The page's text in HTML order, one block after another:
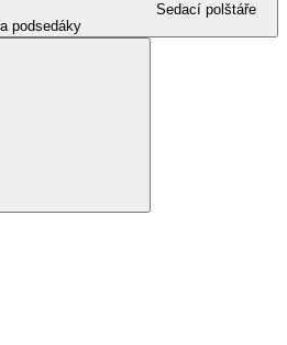
Sedací polštáře
a podsedáky